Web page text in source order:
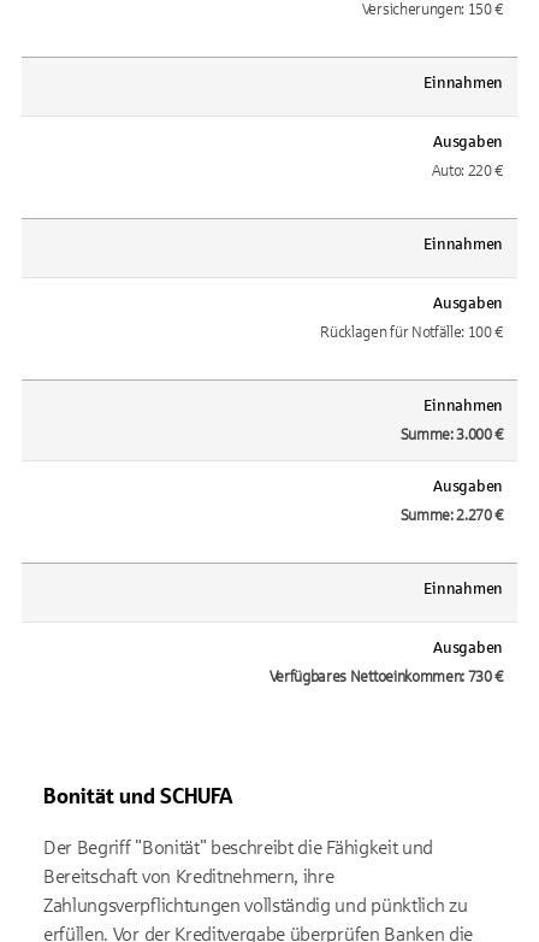
Versicherungen: 150 €
Einnahmen
Ausgaben
Auto: 220 €
Einnahmen
Ausgaben
Rücklagen für Notfälle: 100 €
Einnahmen
Summe: 3.000 €
Ausgaben
Summe: 2.270 €
Einnahmen
Ausgaben
Verfügbares Nettoeinkommen: 730 €
Bonität und SCHUFA
Der Begriff "Bonität" beschreibt die Fähigkeit und
Bereitschaft von Kreditnehmern, ihre
Zahlungsverpflichtungen vollständig und pünktlich zu
erfüllen. Vor der Kreditvergabe überprüfen Banken die